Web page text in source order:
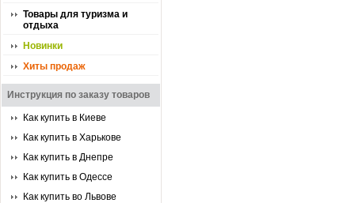
Товары для туризма и
отдыха
Новинки
Хиты продаж
Инструкция по заказу товаров
Как купить в Киеве
Как купить в Харькове
Как купить в Днепре
Как купить в Одессе
Как купить во Львове